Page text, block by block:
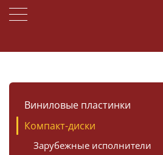
Виниловые пластинки
Компакт-диски
Зарубежные исполнители